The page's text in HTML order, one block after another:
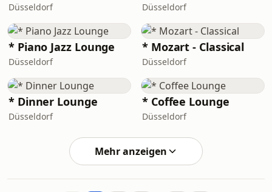
Düsseldorf Düsseldorf
* Piano Jazz Lounge
Düsseldorf
* Mozart - Classical
Düsseldorf
* Dinner Lounge
Düsseldorf
* Coffee Lounge
Düsseldorf
Mehr anzeigen